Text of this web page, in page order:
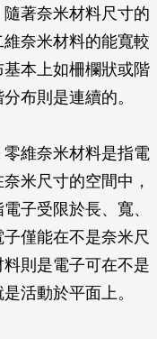
著奈米材料尺寸的
奈米材料的能寬較
本上如柵欄狀或階
布則是連續的。
維奈米材料是指電
米尺寸的空間中，
子受限於長、寬、
僅能在不是奈米尺
則是電子可在不是
活動於平面上。